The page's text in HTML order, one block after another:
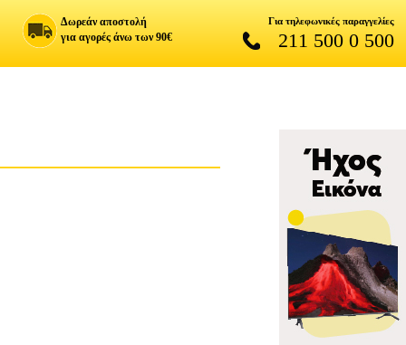
Δωρεάν αποστολή
για αγορές άνω των 90€
Για τηλεφωνικές παραγγελίες
211 500 0 500